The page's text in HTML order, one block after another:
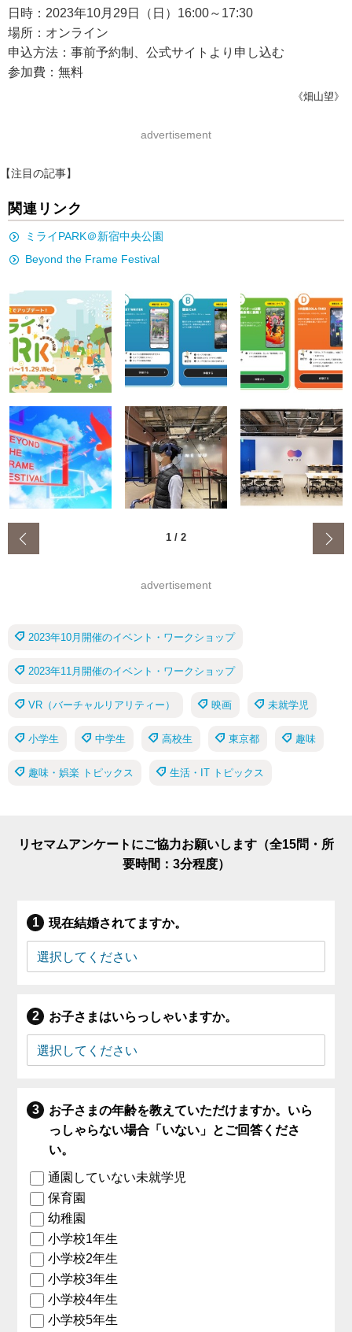
日時：2023年10月29日（日）16:00～17:30
場所：オンライン
申込方法：事前予約制、公式サイトより申し込む
参加費：無料
《畑山望》
advertisement
【注目の記事】
関連リンク
ミライPARK＠新宿中央公園
Beyond the Frame Festival
1 / 2
advertisement
2023年10月開催のイベント・ワークショップ
2023年11月開催のイベント・ワークショップ
VR（バーチャルリアリティー） 映画 未就学児
小学生 中学生 高校生 東京都 趣味
趣味・娯楽 トピックス 生活・IT トピックス
リセマムアンケートにご協力お願いします（全15問・所
要時間：3分程度）
現在結婚されてますか。
お子さまはいらっしゃいますか。
お子さまの年齢を教えていただけますか。いら
っしゃらない場合「いない」とご回答くださ
い。
通園していない未就学児
保育園
幼稚園
小学校1年生
小学校2年生
小学校3年生
小学校4年生
小学校5年生